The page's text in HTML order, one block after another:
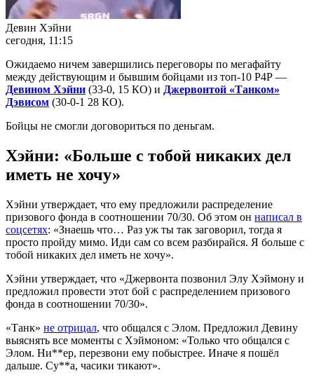
Девин Хэйни
сегодня, 11:15
Ожидаемо ничем завершились переговоры по мегафайту
между действующим и бывшим бойцами из топ-10 Р4Р —
Девином Хэйни (33-0, 15 КО) и Джервонтой «Танком»
Дэвисом (30-0-1 28 КО).
Бойцы не смогли договориться по деньгам.
Хэйни: «Больше с тобой никаких дел
иметь не хочу»
Хэйни утверждает, что ему предложили распределение
призового фонда в соотношении 70/30. Об этом он написал в
соцсетях: «Знаешь что… Раз уж ты так заговорил, тогда я
просто пройду мимо. Иди сам со всем разбирайся. Я больше с
тобой никаких дел иметь не хочу».
Хэйни утверждает, что «Джервонта позвонил Элу Хэймону и
предложил провести этот бой с распределением призового
фонда в соотношении 70/30».
«Танк» не отрицал, что общался с Элом. Предложил Девину
выяснять все моменты с Хэймоном: «Только что общался с
Элом. Ни**ер, перезвони ему побыстрее. Иначе я пошёл
дальше. Су**а, часики тикают».